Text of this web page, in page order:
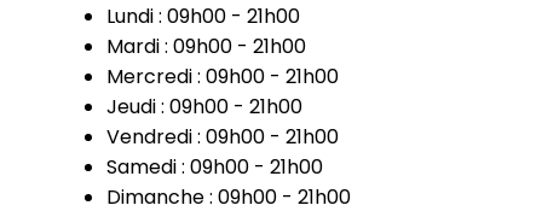
Lundi : 09h00 - 21h00
Mardi : 09h00 - 21h00
Mercredi : 09h00 - 21h00
Jeudi : 09h00 - 21h00
Vendredi : 09h00 - 21h00
Samedi : 09h00 - 21h00
Dimanche : 09h00 - 21h00